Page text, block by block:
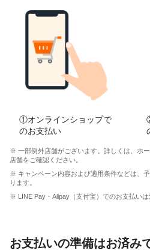
①オンラインショップで
のお支払い
※ 一部例外店舗がございます。詳しくは、ホ
店舗をご確認ください。
※ キャンペーン内容および適用条件などは、
ります。
※ LINE Pay・Alipay（支付宝）でのお支払いは
お支払いの準備はお済み